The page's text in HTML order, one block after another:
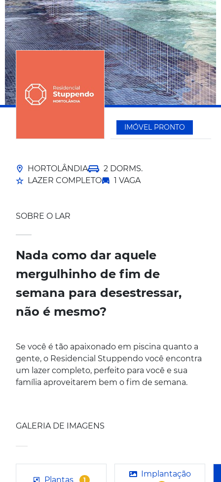
IMÓVEL PRONTO
HORTOLÂNDIA
2 DORMS.
LAZER COMPLETO
1 VAGA
SOBRE O LAR
Nada como dar aquele
mergulhinho de fim de
semana para desestressar,
não é mesmo?
Se você é tão apaixonado em piscina quanto a
gente, o Residencial Stuppendo você encontra
um lazer completo, perfeito para você e sua
família aproveitarem bem o fim de semana.
GALERIA DE IMAGENS
Plantas 1
Implantação